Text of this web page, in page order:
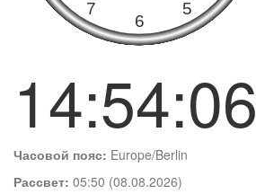
14:54:07
Часовой пояс: Europe/Berlin
Рассвет: 05:50 (08.08.2026)